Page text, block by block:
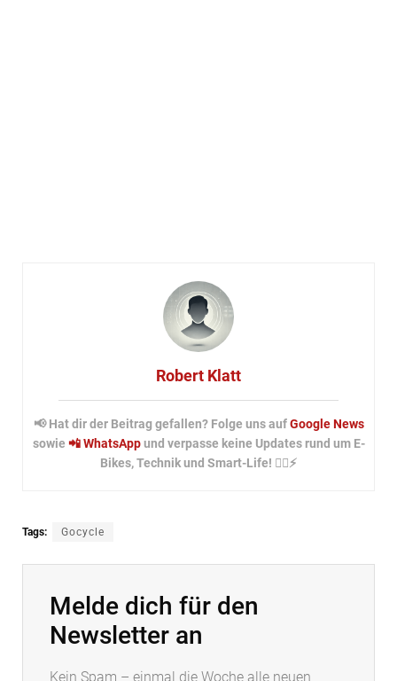
Robert Klatt
📢 Hat dir der Beitrag gefallen? Folge uns aufGoogle News
sowie 📲 WhatsAppund verpasse keine Updates rund um E-
Bikes, Technik und Smart-Life! 🚴‍♂️⚡
Tags: Gocycle
Melde dich für den
Newsletter an
Kein Spam – einmal die Woche alle neuen